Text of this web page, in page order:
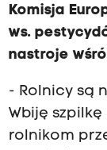
Komisja
ws.
nastroje
- Rolnicy są
Wbiję
rolnikom